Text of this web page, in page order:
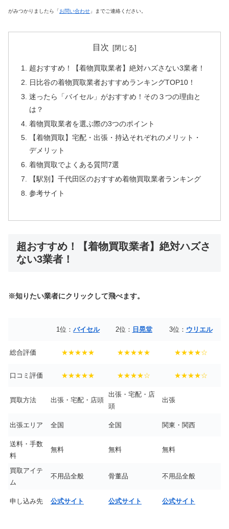
がみつかりましたら「お問い合わせ 」までご連絡ください。
目次
超おすすめ！【着物買取業者】絶対ハズさない3業者！
日比谷の着物買取業者おすすめランキングTOP10！
迷ったら「バイセル」がおすすめ！その３つの理由と
は？
着物買取業者を選ぶ際の3つのポイント
【着物買取】宅配・出張・持込それぞれのメリット・
デメリット
着物買取でよくある質問7選
【駅別】千代田区のおすすめ着物買取業者ランキング
参考サイト
超おすすめ！【着物買取業者】絶対ハズさ
ない3業者！
※知りたい業者にクリックして飛べます。
1位： バイセル 2位： 日晃堂 3位： ウリエル
総合評価 ★★★★★ ★★★★★ ★★★★☆
口コミ評価 ★★★★★ ★★★★☆ ★★★★☆
買取方法 出張・宅配・店頭
出張・宅配・店
頭
出張
出張エリア 全国 全国 関東・関西
送料・手数
料
無料 無料 無料
買取アイテ
ム
不用品全般 骨董品 不用品全般
申し込み先 公式サイト 公式サイト 公式サイト